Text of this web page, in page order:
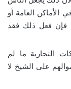
العامة أو
فإن فعل ذلك فقد
التجارية ما لم
على الشيخ لا